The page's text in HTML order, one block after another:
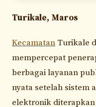
Turikale, Maros
Kecamatan Turikale
mempercepat
berbagai layanan
nyata setelah sistem
elektronik